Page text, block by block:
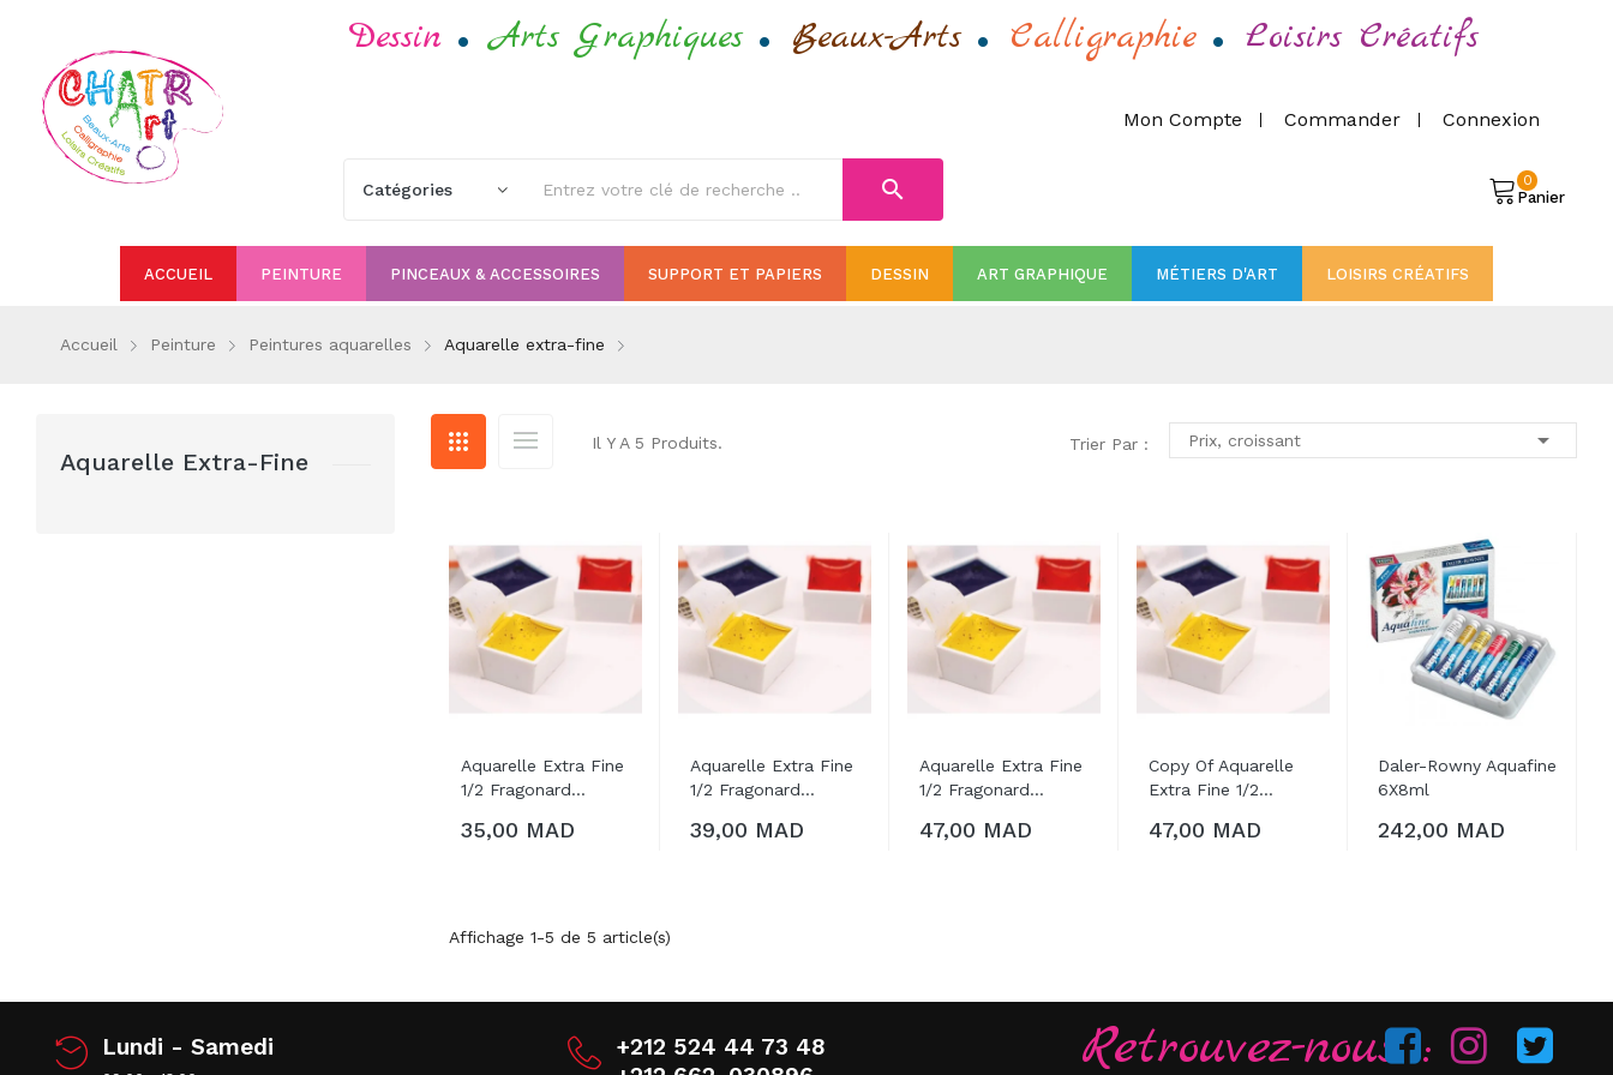
Dessin Arts Graphiques Beaux-Arts Calligraphie Loisirs Créatifs
Mon Compte Commander Connexion
Panier
0
search
ACCUEIL PEINTURE PINCEAUX & ACCESSOIRES SUPPORT ET PAPIERS DESSIN ART GRAPHIQUE MÉTIERS D'ART LOISIRS CRÉATIFS
Accueil Peinture Peintures aquarelles Aquarelle extra-fine
Aquarelle Extra-Fine
Il Y A 5 Produits. Trier Par : Prix, croissant 
Aquarelle Extra Fine
1/2 Fragonard...
AJOUTER AU
PANIER
35,00 MAD
Aquarelle Extra Fine
1/2 Fragonard...
AJOUTER AU
PANIER
39,00 MAD
Aquarelle Extra Fine
1/2 Fragonard...
AJOUTER AU
PANIER
47,00 MAD
Copy Of Aquarelle
Extra Fine 1/2...
AJOUTER AU
PANIER
47,00 MAD
Daler-Rowny Aquafine
6X8mlAJOUTER AU
PANIER
242,00 MAD
Affichage 1-5 de 5 article(s)
Lundi - Samedi
+212 524 44 73 48
Retrouvez-nous :